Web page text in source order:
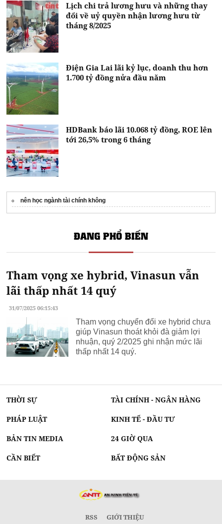
Lịch chi trả lương hưu và những thay
đổi về uỷ quyền nhận lương hưu từ
tháng 8/2025
Điện Gia Lai lãi kỷ lục, doanh thu hơn
1.700 tỷ đồng nửa đầu năm
HDBank báo lãi 10.068 tỷ đồng, ROE lên
tới 26,5% trong 6 tháng
nên học ngành tài chính không
ĐANG PHỔ BIẾN
Tham vọng xe hybrid, Vinasun vẫn
lãi thấp nhất 14 quý
31/07/2025 06:15:43
Tham vọng chuyển đổi xe hybrid chưa
giúp Vinasun thoát khỏi đà giảm lợi
nhuận, quý 2/2025 ghi nhận mức lãi
thấp nhất 14 quý.
THỜI SỰ TÀI CHÍNH - NGÂN HÀNG
PHÁP LUẬT KINH TẾ - ĐẦU TƯ
BẢN TIN MEDIA 24 GIỜ QUA
CẦN BIẾT BẤT ĐỘNG SẢN
RSS GIỚI THIỆU